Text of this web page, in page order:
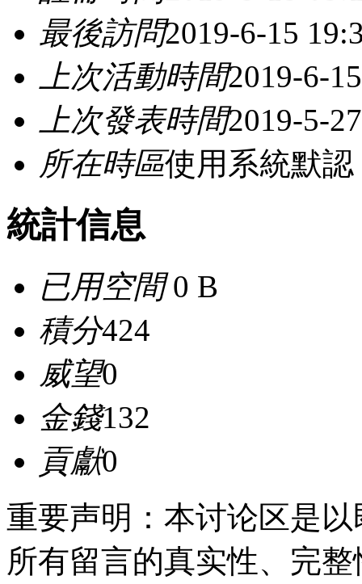
最後訪問2019-6-15
上次活動時間2019-6-
上次發表時間2019-5-
所在時區使用系統默認
統計信息
已用空間0 B
積分424
威望0
金錢132
貢獻0
重要声明：本讨论区是
所有留言的真实性、完